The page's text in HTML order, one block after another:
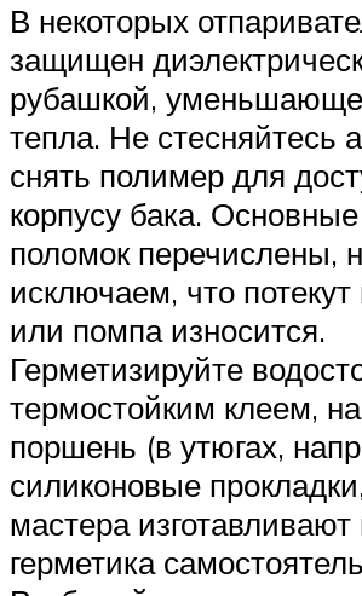
В некоторых
защищен
рубашкой,
тепла. Не стесняйтесь
снять полимер для
корпусу бака.
поломок перечислены,
исключаем, что
или помпа износится.
Герметизируйте
термостойким клеем,
поршень (в утюгах,
силиконовые
мастера изготавливают
герметика